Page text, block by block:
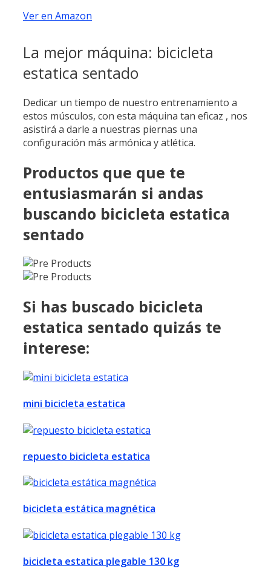
Ver en Amazon
La mejor máquina: bicicleta
estatica sentado
Dedicar un tiempo de nuestro entrenamiento a
estos músculos, con esta máquina tan eficaz , nos
asistirá a darle a nuestras piernas una
configuración más armónica y atlética.
Productos que que te
entusiasmarán si andas
buscando bicicleta estatica
sentado
Si has buscado bicicleta
estatica sentado quizás te
interese:
mini bicicleta estatica
repuesto bicicleta estatica
bicicleta estática magnética
bicicleta estatica plegable 130 kg